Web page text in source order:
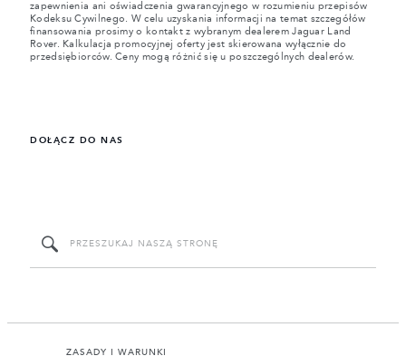
zapewnienia ani oświadczenia gwarancyjnego w rozumieniu przepisów
Kodeksu Cywilnego. W celu uzyskania informacji na temat szczegółów
finansowania prosimy o kontakt z wybranym dealerem Jaguar Land
Rover. Kalkulacja promocyjnej oferty jest skierowana wyłącznie do
przedsiębiorców. Ceny mogą różnić się u poszczególnych dealerów.
DOŁĄCZ DO NAS
ZASADY I WARUNKI